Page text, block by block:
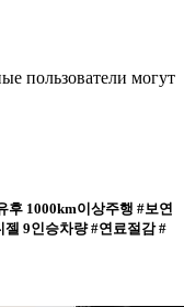
пользователи могут
후 1000km이상주행 #보연
9인승차량 #연료절감 #